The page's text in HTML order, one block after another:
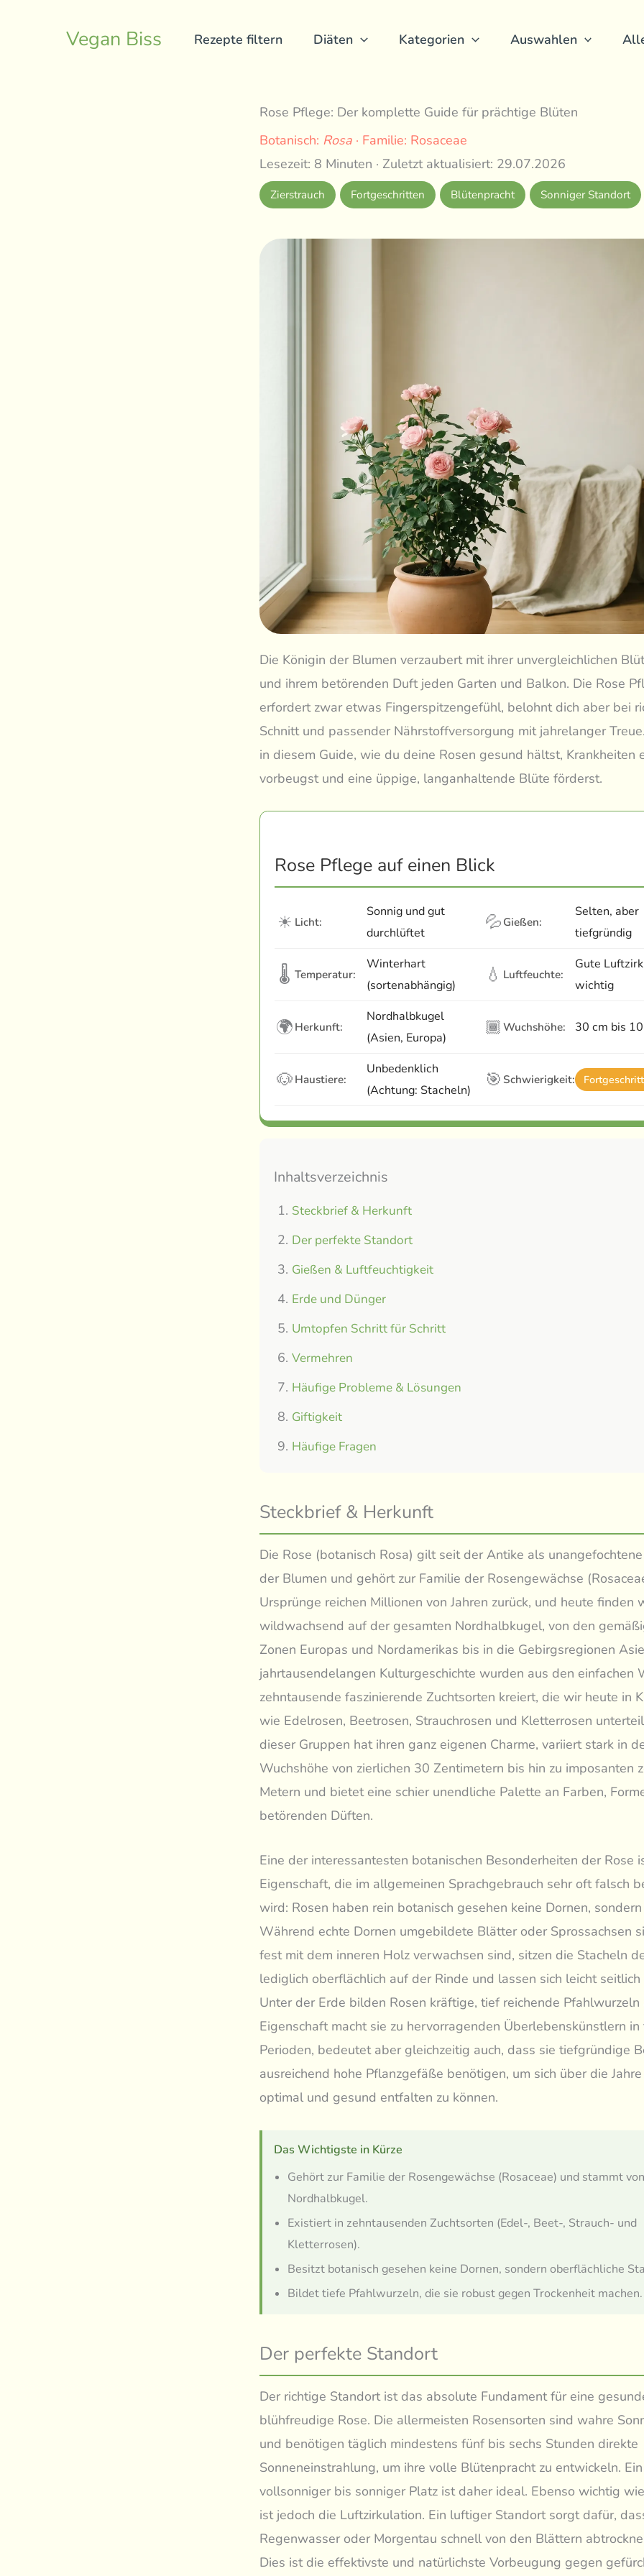
Vegan Biss Rezepte filtern Diäten Kategorien Auswahlen
Rose Pflege: Der komplette Guide für prächtige Blüten
Botanisch: Rosa · Familie: Rosaceae
Lesezeit: 8 Minuten · Zuletzt aktualisiert: 29.07.2026
Zierstrauch Fortgeschritten Blütenpracht Sonniger Standort
Die Königin der Blumen verzaubert mit ihrer unvergleichlichen
und ihrem betörenden Duft jeden Garten und Balkon. Die Rose
erfordert zwar etwas Fingerspitzengefühl, belohnt dich aber bei
Schnitt und passender Nährstoffversorgung mit jahrelanger
in diesem Guide, wie du deine Rosen gesund hältst, Krankheiten
vorbeugst und eine üppige, langanhaltende Blüte förderst.
Rose Pflege auf einen Blick
☀ Licht:
Sonnig und gut
durchlüftet
💦 Gießen:
Selten, aber
tiefgründig
🌡 Temperatur:
Winterhart
(sortenabhängig)
💧 Luftfeuchte:
Gute
wichtig
🌍 Herkunft:
Nordhalbkugel
(Asien, Europa)
🏾 Wuchshöhe: 30 cm bis
🐶 Haustiere:
Unbedenklich
(Achtung: Stacheln)
🎯 Schwierigkeit:
Inhaltsverzeichnis
Steckbrief & Herkunft
Der perfekte Standort
Gießen & Luftfeuchtigkeit
Erde und Dünger
Umtopfen Schritt für Schritt
Vermehren
Häufige Probleme & Lösungen
Giftigkeit
Häufige Fragen
Steckbrief & Herkunft
Die Rose (botanisch Rosa) gilt seit der Antike als
der Blumen und gehört zur Familie der Rosengewächse
Ursprünge reichen Millionen von Jahren zurück, und heute finden
wildwachsend auf der gesamten Nordhalbkugel, von den
Zonen Europas und Nordamerikas bis in die Gebirgsregionen
jahrtausendelangen Kulturgeschichte wurden aus den einfachen
zehntausende faszinierende Zuchtsorten kreiert, die wir heute in
wie Edelrosen, Beetrosen, Strauchrosen und Kletterrosen
dieser Gruppen hat ihren ganz eigenen Charme, variiert stark in
Wuchshöhe von zierlichen 30 Zentimetern bis hin zu imposanten
Metern und bietet eine schier unendliche Palette an Farben,
betörenden Düften.
Eine der interessantesten botanischen Besonderheiten der Rose
Eigenschaft, die im allgemeinen Sprachgebrauch sehr oft falsch
wird: Rosen haben rein botanisch gesehen keine Dornen,
Während echte Dornen umgebildete Blätter oder Sprossachsen
fest mit dem inneren Holz verwachsen sind, sitzen die Stacheln
lediglich oberflächlich auf der Rinde und lassen sich leicht
Unter der Erde bilden Rosen kräftige, tief reichende Pfahlwurzeln
Eigenschaft macht sie zu hervorragenden Überlebenskünstlern in
Perioden, bedeutet aber gleichzeitig auch, dass sie tiefgründige
ausreichend hohe Pflanzgefäße benötigen, um sich über die
optimal und gesund entfalten zu können.
Das Wichtigste in Kürze
Gehört zur Familie der Rosengewächse (Rosaceae) und stammt
Nordhalbkugel.
Existiert in zehntausenden Zuchtsorten (Edel-, Beet-, Strauch- und
Kletterrosen).
Besitzt botanisch gesehen keine Dornen, sondern oberflächliche
Bildet tiefe Pfahlwurzeln, die sie robust gegen Trockenheit machen.
Der perfekte Standort
Der richtige Standort ist das absolute Fundament für eine
blühfreudige Rose. Die allermeisten Rosensorten sind wahre
und benötigen täglich mindestens fünf bis sechs Stunden direkte
Sonneneinstrahlung, um ihre volle Blütenpracht zu entwickeln. Ein
vollsonniger bis sonniger Platz ist daher ideal. Ebenso wichtig
ist jedoch die Luftzirkulation. Ein luftiger Standort sorgt dafür,
Regenwasser oder Morgentau schnell von den Blättern
Dies ist die effektivste und natürlichste Vorbeugung gegen